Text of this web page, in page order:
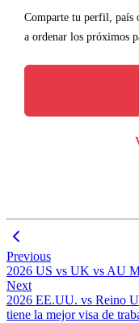
Comparte tu perfil, país
a ordenar los próximos
Previous
2026 US vs UK vs AU
Next
2026 EE.UU. vs Reino
tiene la mejor visa de